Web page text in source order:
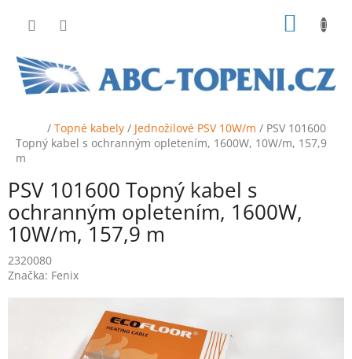
Domů
/ Topné kabely / Jednožilové PSV 10W/m / PSV 101600
Topný kabel s ochranným opletením, 1600W, 10W/m, 157,9
m
PSV 101600 Topný kabel s
ochranným opletením, 1600W,
10W/m, 157,9 m
2320080
Značka: Fenix